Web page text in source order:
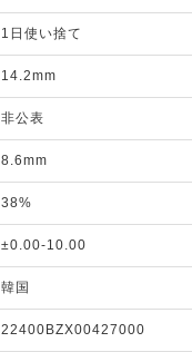
1日使い捨て
14.2mm
非公表
8.6mm
38%
±0.00-10.00
韓国
22400BZX00427000